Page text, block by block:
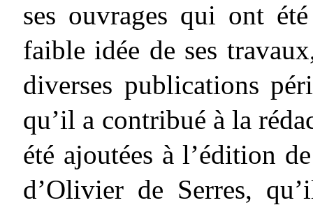
ses ouvrages qui ont
faible idée de ses
diverses publications
qu’il a contribué à la
été ajoutées à l’édition
d’Olivier de Serres,